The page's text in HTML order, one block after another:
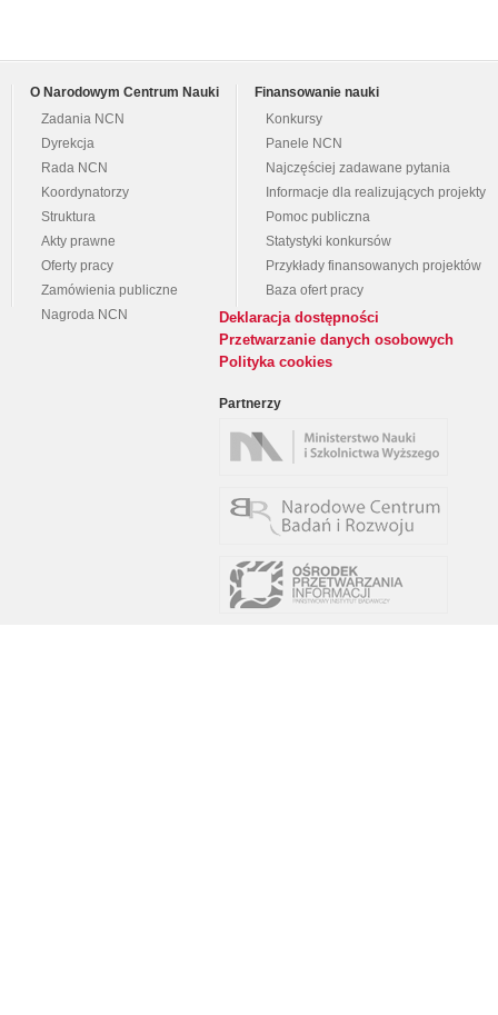
O Narodowym Centrum Nauki
Zadania NCN
Dyrekcja
Rada NCN
Koordynatorzy
Struktura
Akty prawne
Oferty pracy
Zamówienia publiczne
Nagroda NCN
Finansowanie nauki
Konkursy
Panele NCN
Najczęściej zadawane pytania
Informacje dla realizujących projekty
Pomoc publiczna
Statystyki konkursów
Przykłady finansowanych projektów
Baza ofert pracy
Deklaracja dostępności
Przetwarzanie danych osobowych
Polityka cookies
Partnerzy